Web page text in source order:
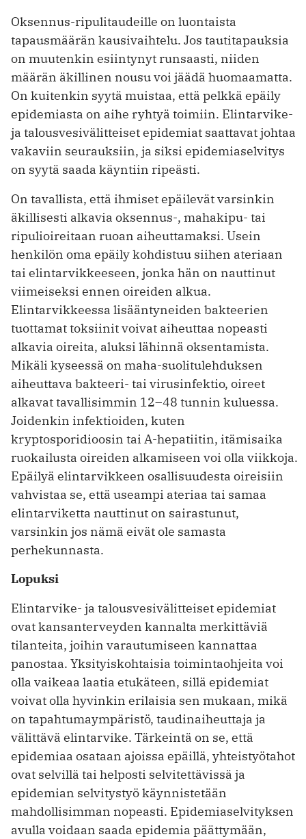
Oksennus-ripulitaudeille on luontaista
tapausmäärän kausivaihtelu. Jos tautitapauksia
on muutenkin esiintynyt runsaasti, niiden
määrän äkillinen nousu voi jäädä huomaamatta.
On kuitenkin syytä muistaa, että pelkkä epäily
epidemiasta on aihe ryhtyä toimiin. Elintarvike-
ja talousvesivälitteiset epidemiat saattavat johtaa
vakaviin seurauksiin, ja siksi epidemiaselvitys
on syytä saada käyntiin ripeästi.
On tavallista, että ihmiset epäilevät varsinkin
äkillisesti alkavia oksennus-, mahakipu- tai
ripulioireitaan ruoan aiheuttamaksi. Usein
henkilön oma epäily kohdistuu siihen ateriaan
tai elintarvikkeeseen, jonka hän on nauttinut
viimeiseksi ennen oireiden alkua.
Elintarvikkeessa lisääntyneiden bakteerien
tuottamat toksiinit voivat aiheuttaa nopeasti
alkavia oireita, aluksi lähinnä oksentamista.
Mikäli kyseessä on maha-suolitulehduksen
aiheuttava bakteeri- tai virusinfektio, oireet
alkavat tavallisimmin 12–48 tunnin kuluessa.
Joidenkin infektioiden, kuten
kryptosporidioosin tai A-hepatiitin, itämisaika
ruokailusta oireiden alkamiseen voi olla viikkoja.
Epäilyä elintarvikkeen osallisuudesta oireisiin
vahvistaa se, että useampi ateriaa tai samaa
elintarviketta nauttinut on sairastunut,
varsinkin jos nämä eivät ole samasta
perhekunnasta.
Lopuksi
Elintarvike- ja talousvesivälitteiset epidemiat
ovat kansanterveyden kannalta merkittäviä
tilanteita, joihin varautumiseen kannattaa
panostaa. Yksityiskohtaisia toimintaohjeita voi
olla vaikeaa laatia etukäteen, sillä epidemiat
voivat olla hyvinkin erilaisia sen mukaan, mikä
on tapahtumaympäristö, taudinaiheuttaja ja
välittävä elintarvike. Tärkeintä on se, että
epidemiaa osataan ajoissa epäillä, yhteistyötahot
ovat selvillä tai helposti selvitettävissä ja
epidemian selvitystyö käynnistetään
mahdollisimman nopeasti. Epidemiaselvityksen
avulla voidaan saada epidemia päättymään,